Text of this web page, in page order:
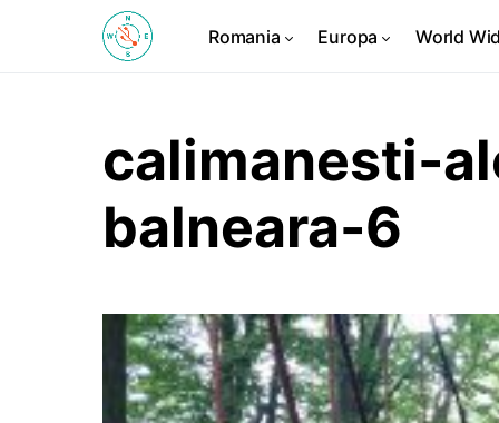
Romania Europa World
calimanesti-
balneara-6